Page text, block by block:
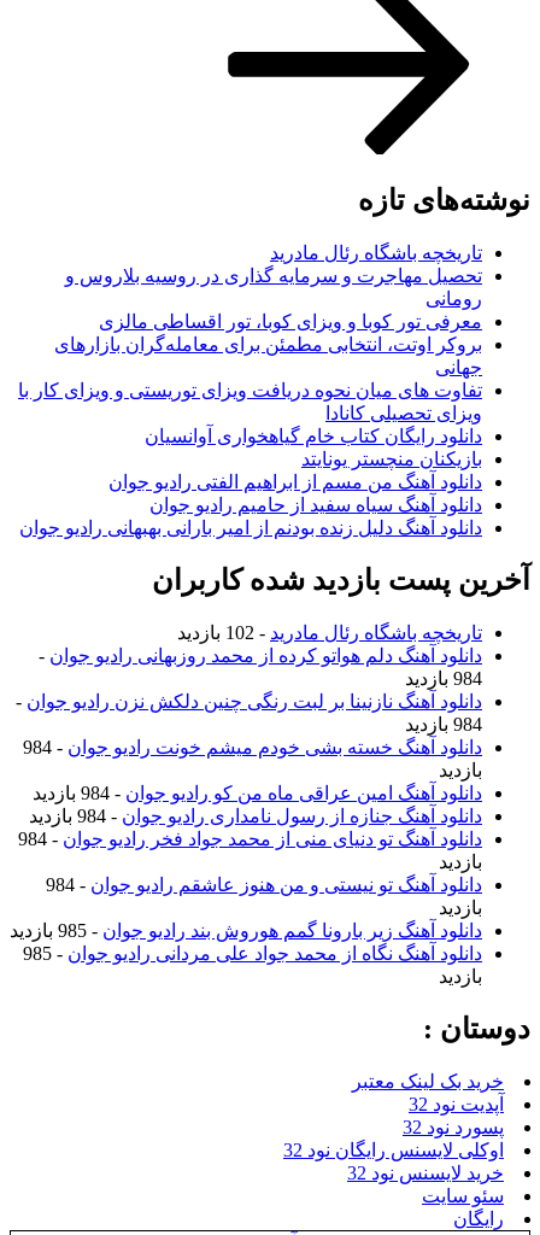
نوشته‌های تازه
تاریخچه باشگاه رئال مادرید
تحصیل مهاجرت و سرمایه گذاری در روسیه بلاروس و
رومانی
معرفی تور کوبا و ویزای کوبا، تور اقساطی مالزی
بروکر اوتت، انتخابی مطمئن برای معامله‌گران بازارهای
جهانی
تفاوت های میان نحوه دریافت ویزای توریستی و ویزای کار با
ویزای تحصیلی کانادا
دانلود رایگان کتاب خام گیاهخواری آوانسیان
بازیکنان منچستر یونایتد
دانلود آهنگ من مسم از ابراهیم الفتی رادیو جوان
دانلود آهنگ سیاه سفید از حامیم رادیو جوان
دانلود آهنگ دلیل زنده بودنم از امیر بارانی بهبهانی رادیو جوان
آخرین پست بازدید شده کاربران
تاریخچه باشگاه رئال مادرید - 102 بازدید
دانلود آهنگ دلم هواتو کرده از محمد روزبهانی رادیو جوان -
984 بازدید
دانلود آهنگ نازنینا بر لبت رنگی چنین دلکش نزن رادیو جوان -
984 بازدید
دانلود آهنگ خسته بشی خودم میشم خونت رادیو جوان
- 984
بازدید
دانلود آهنگ امین عراقی ماه من کو رادیو جوان - 984 بازدید
دانلود آهنگ جنازه از رسول نامداری رادیو جوان - 984 بازدید
دانلود آهنگ تو دنیای منی از محمد جواد فخر رادیو جوان
- 984
بازدید
دانلود آهنگ تو نیستی و من هنوز عاشقم رادیو جوان
- 984
بازدید
دانلود آهنگ زیر بارونا گمم هوروش بند رادیو جوان - 985 بازدید
دانلود آهنگ نگاه از محمد جواد علی مردانی رادیو جوان
- 985
بازدید
دوستان :
خرید بک لینک معتبر
آپدیت نود 32
پسورد نود 32
اوکلی لایسنس رایگان نود 32
خرید لایسنس نود 32
سئو سایت
رایگان